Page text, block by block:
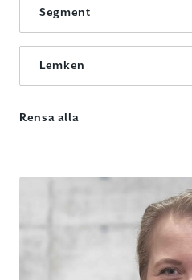
Segment
Lemken
Rensa alla